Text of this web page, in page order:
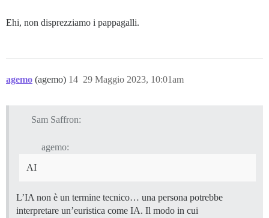
Ehi, non disprezziamo i pappagalli.
agemo (agemo) 29 Maggio 2023, 10:01am
14
Sam Saffron:
agemo:
AI
L’IA non è un termine tecnico… una persona potrebbe
interpretare un’euristica come IA. Il modo in cui